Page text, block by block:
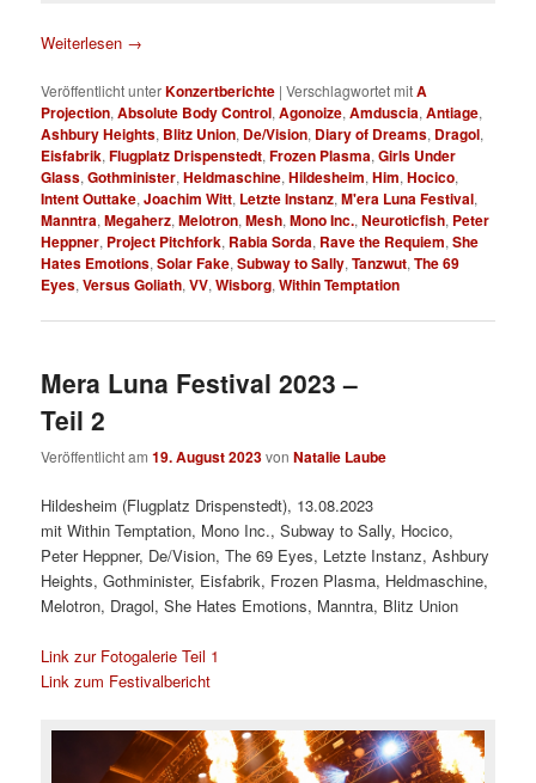
Weiterlesen →
Veröffentlicht unterKonzertberichte |Verschlagwortet mitA
Projection,Absolute Body Control,Agonoize,Amduscia,Antiage,
Ashbury Heights, Blitz Union, De/Vision, Diary of Dreams, Dragol,
Eisfabrik,Flugplatz Drispenstedt,Frozen Plasma,Girls Under
Glass,Gothminister,Heldmaschine,Hildesheim,Him,Hocico,
Intent Outtake,Joachim Witt, Letzte Instanz,M'era Luna Festival,
Manntra,Megaherz,Melotron,Mesh,Mono Inc.,Neuroticfish, Peter
Heppner, Project Pitchfork, Rabia Sorda, Rave the Requiem,She
Hates Emotions,Solar Fake,Subway to Sally,Tanzwut,The 69
Eyes,Versus Goliath,VV,Wisborg,Within Temptation
Mera Luna Festival 2023 –
Teil 2
Veröffentlicht am19. August 2023vonNatalie Laube
Hildesheim (Flugplatz Drispenstedt), 13.08.2023
mit Within Temptation, Mono Inc., Subway to Sally, Hocico,
Peter Heppner, De/Vision, The 69 Eyes, Letzte Instanz, Ashbury
Heights, Gothminister, Eisfabrik, Frozen Plasma, Heldmaschine,
Melotron, Dragol, She Hates Emotions, Manntra, Blitz Union
Link zur Fotogalerie Teil 1
Link zum Festivalbericht